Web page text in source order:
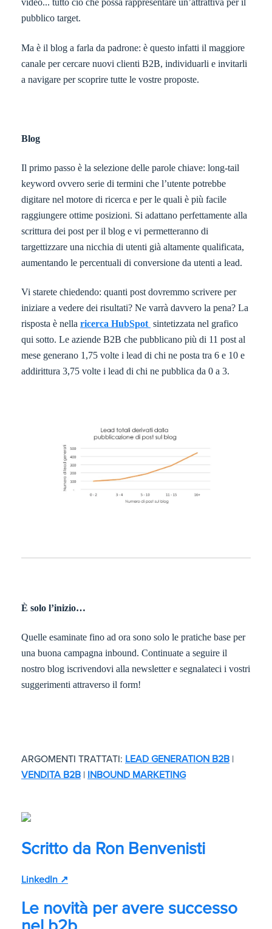
video... tutto ciò che possa rappresentare un’attrattiva per il
pubblico target.
Ma è il blog a farla da padrone: è questo infatti il maggiore
canale per cercare nuovi clienti B2B, individuarli e invitarli
a navigare per scoprire tutte le vostre proposte.
Blog
Il primo passo è la selezione delle parole chiave: long-tail
keyword ovvero serie di termini che l’utente potrebbe
digitare nel motore di ricerca e per le quali è più facile
raggiungere ottime posizioni. Si adattano perfettamente alla
scrittura dei post per il blog e vi permetteranno di
targettizzare una nicchia di utenti già altamente qualificata,
aumentando le percentuali di conversione da utenti a lead.
Vi starete chiedendo: quanti post dovremmo scrivere per
iniziare a vedere dei risultati? Ne varrà davvero la pena? La
risposta è nella ricerca HubSpot sintetizzata nel grafico
qui sotto. Le aziende B2B che pubblicano più di 11 post al
mese generano 1,75 volte i lead di chi ne posta tra 6 e 10 e
addirittura 3,75 volte i lead di chi ne pubblica da 0 a 3.
È solo l’inizio…
Quelle esaminate fino ad ora sono solo le pratiche base per
una buona campagna inbound. Continuate a seguire il
nostro blog iscrivendovi alla newsletter e segnalateci i vostri
suggerimenti attraverso il form!
ARGOMENTI TRATTATI: LEAD GENERATION B2B |
VENDITA B2B | INBOUND MARKETING
Scritto da Ron Benvenisti
LinkedIn ↗
Le novità per avere successo